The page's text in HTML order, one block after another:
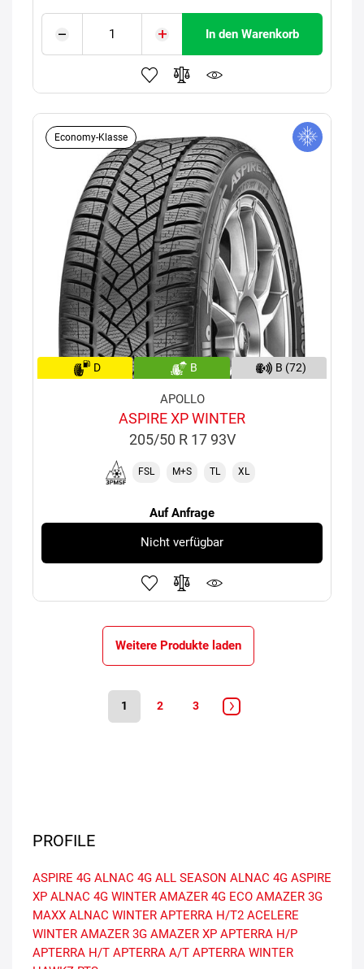
In den Warenkorb
Economy-Klasse
D B B (72)
APOLLO
ASPIRE XP WINTER
205/50 R 17 93V
FSL M+S TL XL
Auf Anfrage
Nicht verfügbar
Weitere Produkte laden
1 2 3
PROFILE
ASPIRE 4G ALNAC 4G ALL SEASON ALNAC 4G ASPIRE
XP ALNAC 4G WINTER AMAZER 4G ECO AMAZER 3G
MAXX ALNAC WINTER APTERRA H/T2 ACELERE
WINTER AMAZER 3G AMAZER XP APTERRA H/P
APTERRA H/T APTERRA A/T APTERRA WINTER